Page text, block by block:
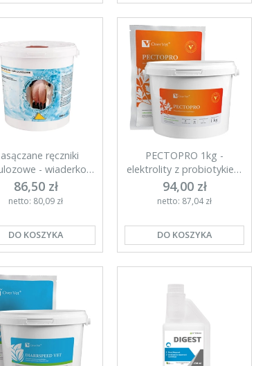
ręczniki
- wiaderko
1000szt
86,50 zł
netto: 80,09 zł
DO KOSZYKA
PECTOPRO 1kg -
elektrolity z probiotykiem
dla cieląt
94,00 zł
netto: 87,04 zł
DO KOSZYKA